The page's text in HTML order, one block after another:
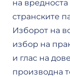
на вредноста
странските
Изборот на
избор на
и глас на
производна